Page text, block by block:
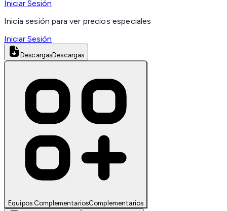
Iniciar Sesión
Inicia sesión para ver precios especiales
Iniciar Sesión
DescargasDescargas
Equipos ComplementariosComplementarios